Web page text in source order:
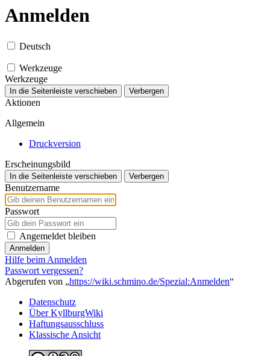
Anmelden
Deutsch
Werkzeuge
Werkzeuge
In die Seitenleiste verschieben Verbergen
Aktionen
Allgemein
Druckversion
Erscheinungsbild
In die Seitenleiste verschieben Verbergen
Benutzername
Passwort
Angemeldet bleiben
Anmelden
Hilfe beim Anmelden
Passwort vergessen?
Abgerufen von „https://wiki.schmino.de/Spezial:Anmelden“
Datenschutz
Über KyllburgWiki
Haftungsausschluss
Klassische Ansicht